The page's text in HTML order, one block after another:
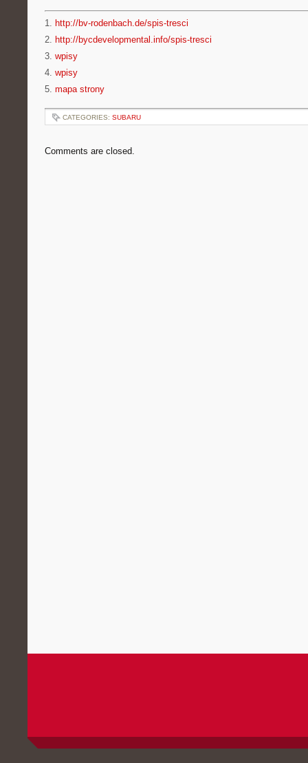
1. http://bv-rodenbach.de/spis-tresci
2. http://bycdevelopmental.info/spis-tresci
3. wpisy
4. wpisy
5. mapa strony
CATEGORIES: SUBARU
Comments are closed.